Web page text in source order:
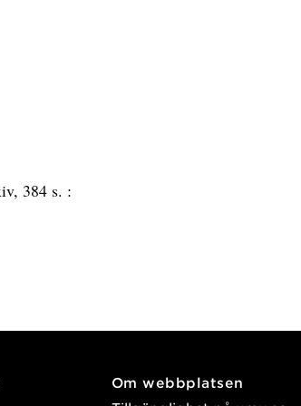
384 s. :
Om webbplatsen